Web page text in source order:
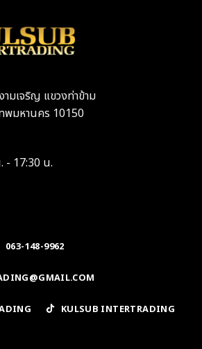
มเจริญ แขวงท่าข้าม
พมหานคร 10150
- 17:30 น.
063-148-9962
KULSUB INTERTRADING